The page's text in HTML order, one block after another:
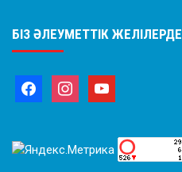
БІЗ ӘЛЕУМЕТТІК ЖЕЛІЛЕРДЕ